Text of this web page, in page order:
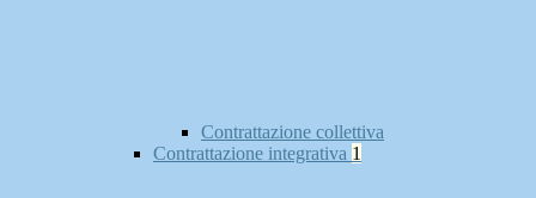
Contrattazione collettiva
Contrattazione integrativa 1